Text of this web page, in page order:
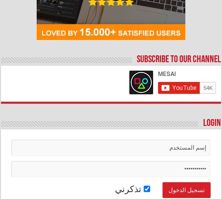
Subscribe to our Channel
Login
تذكرني